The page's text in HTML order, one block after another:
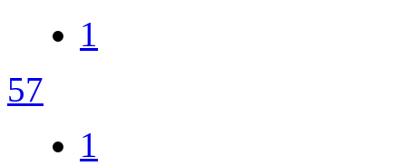
1
57
1